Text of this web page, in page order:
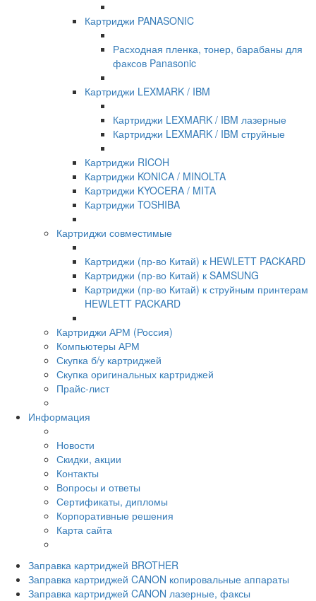
Картриджи PANASONIC
Расходная пленка, тонер, барабаны для
факсов Panasonic
Картриджи LEXMARK / IBM
Картриджи LEXMARK / IBM лазерные
Картриджи LEXMARK / IBM струйные
Картриджи RICOH
Картриджи KONICA / MINOLTA
Картриджи KYOCERA / MITA
Картриджи TOSHIBA
Картриджи совместимые
Картриджи (пр-во Китай) к HEWLETT PACKARD
Картриджи (пр-во Китай) к SAMSUNG
Картриджи (пр-во Китай) к струйным принтерам
HEWLETT PACKARD
Картриджи АРМ (Россия)
Компьютеры АРМ
Скупка б/у картриджей
Скупка оригинальных картриджей
Прайс-лист
Информация
Новости
Скидки, акции
Контакты
Вопросы и ответы
Сертификаты, дипломы
Корпоративные решения
Карта сайта
Заправка картриджей BROTHER
Заправка картриджей CANON копировальные аппараты
Заправка картриджей CANON лазерные, факсы